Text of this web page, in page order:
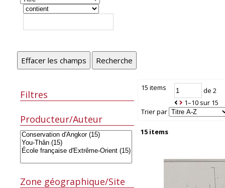
Effacer les champs Recherche
15 items
de 2
1–10 sur 15
Trier par
15 items
Filtres
Producteur/Auteur
Zone géographique/Site